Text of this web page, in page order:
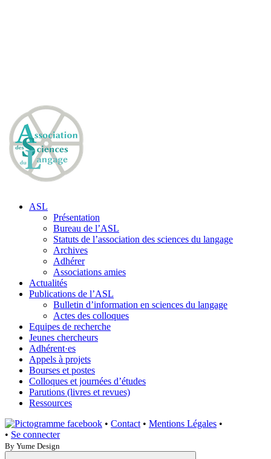
ASL
Présentation
Bureau de l’ASL
Statuts de l’association des sciences du langage
Archives
Adhérer
Associations amies
Actualités
Publications de l’ASL
Bulletin d’information en sciences du langage
Actes des colloques
Equipes de recherche
Jeunes chercheurs
Adhérent·es
Appels à projets
Bourses et postes
Colloques et journées d’études
Parutions (livres et revues)
Ressources
• Contact • Mentions Légales •
• Se connecter
By Yume Design